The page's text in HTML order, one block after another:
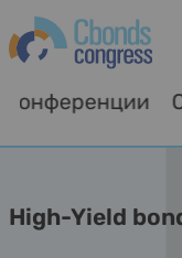
Конференции
High-Yield